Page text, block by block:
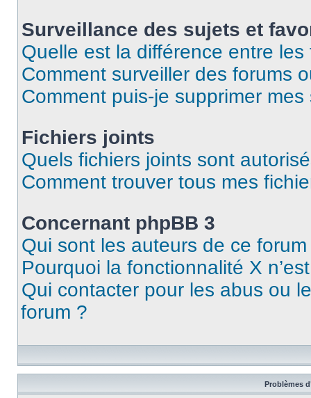
Surveillance des sujets et
Quelle est la différence entre
Comment surveiller des forums
Comment puis-je supprimer
Fichiers joints
Quels fichiers joints sont
Comment trouver tous mes
Concernant phpBB 3
Qui sont les auteurs de ce
Pourquoi la fonctionnalité X
Qui contacter pour les abus ou
forum ?
Problèmes